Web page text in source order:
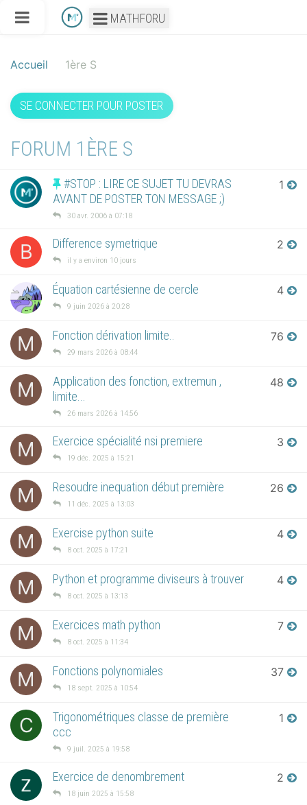
MATHFORU
Accueil 1ère S
SE CONNECTER POUR POSTER
FORUM 1ÈRE S
#STOP : LIRE CE SUJET TU DEVRAS
AVANT DE POSTER TON MESSAGE ;)
30 avr. 2006 à 07:18
1
B Difference symetrique
il y a environ 10 jours
2
Équation cartésienne de cercle
9 juin 2026 à 20:28
4
M Fonction dérivation limite..
29 mars 2026 à 08:44
76
M
Application des fonction, extremun ,
limite...
26 mars 2026 à 14:56
48
M Exercice spécialité nsi premiere
19 déc. 2025 à 15:21
3
M Resoudre inequation début première
11 déc. 2025 à 13:03
26
M Exercise python suite
8 oct. 2025 à 17:21
4
M Python et programme diviseurs à trouver
8 oct. 2025 à 13:13
4
M Exercices math python
8 oct. 2025 à 11:34
7
M Fonctions polynomiales
18 sept. 2025 à 10:54
37
C
Trigonométriques classe de première
ccc
9 juil. 2025 à 19:58
1
Exercice de denombrement
18 juin 2025 à 15:58
2